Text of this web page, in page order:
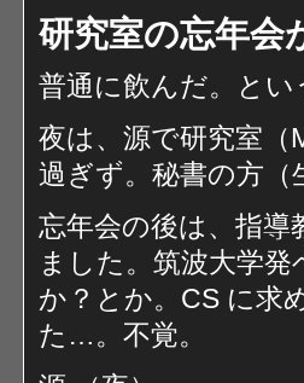
研究室の忘年会
普通に飲んだ。と
夜は、源で研究室（
過ぎず。秘書の方
忘年会の後は、指導
ました。筑波大学
か？とか。CS に求
た…。不覚。